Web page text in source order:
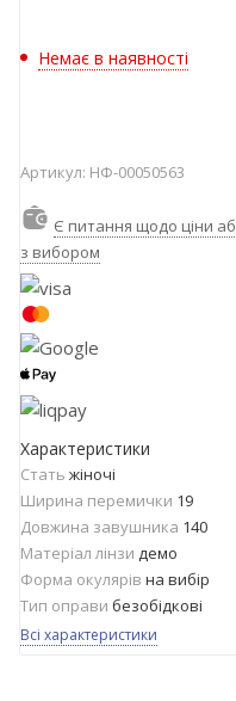
Немає в наявності
Артикул: НФ-00050563
Є питання щодо ціни
з вибором
Характеристики
Стать жіночі
Ширина перемички 19
Довжина завушника 140
Матеріал лінзи демо
Форма окулярів на вибір
Тип оправи безобідкові
Всі характеристики